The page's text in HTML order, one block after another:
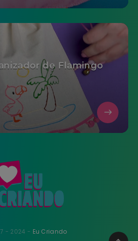
de Flamingo
- 2024 - Eu Criando